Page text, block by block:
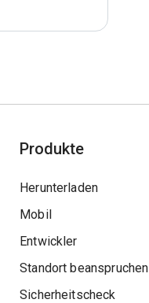
Produkte
Herunterladen
Mobil
Entwickler
Standort beanspruchen
Sicherheitscheck